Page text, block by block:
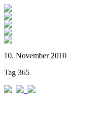
10. November 2010
Tag 365